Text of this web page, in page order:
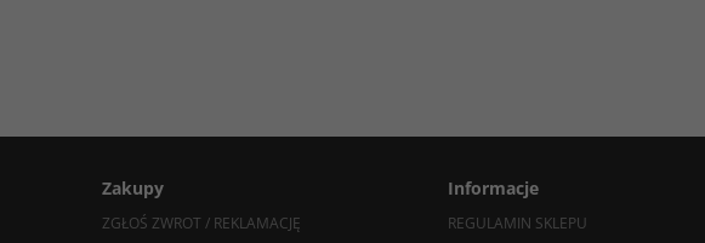
Zakupy
ZGŁOŚ ZWROT / REKLAMACJĘ
Informacje
REGULAMIN SKLEPU